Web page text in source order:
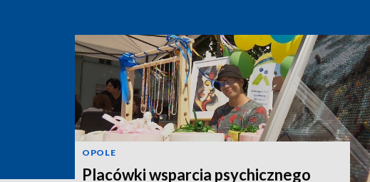
OPOLE
Placówki wsparcia psychicznego